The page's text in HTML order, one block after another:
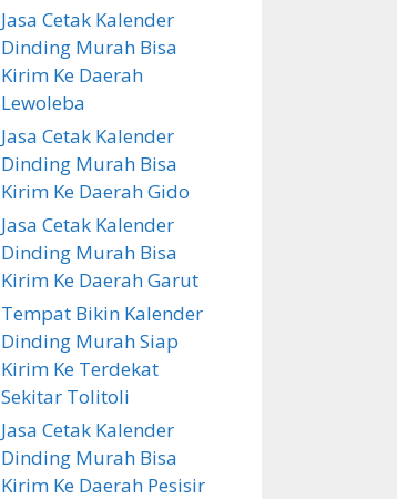
Jasa Cetak Kalender
Dinding Murah Bisa
Kirim Ke Daerah
Lewoleba
Jasa Cetak Kalender
Dinding Murah Bisa
Kirim Ke Daerah Gido
Jasa Cetak Kalender
Dinding Murah Bisa
Kirim Ke Daerah Garut
Tempat Bikin Kalender
Dinding Murah Siap
Kirim Ke Terdekat
Sekitar Tolitoli
Jasa Cetak Kalender
Dinding Murah Bisa
Kirim Ke Daerah Pesisir